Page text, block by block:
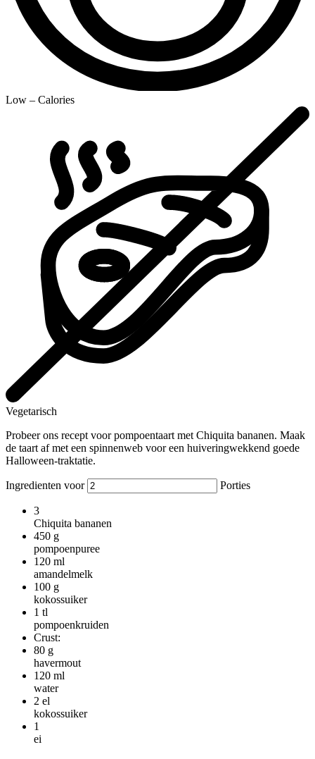
Low – Calories
Vegetarisch
Probeer ons recept voor pompoentaart met Chiquita bananen. Maak
de taart af met een spinnenweb voor een huiveringwekkend goede
Halloween-traktatie.
Ingredienten voor Porties
3
Chiquita bananen
450 g
pompoenpuree
120 ml
amandelmelk
100 g
kokossuiker
1 tl
pompoenkruiden
Crust:
80 g
havermout
120 ml
water
2 el
kokossuiker
1
ei